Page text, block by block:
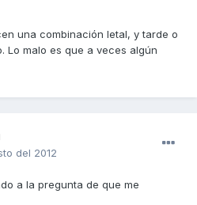
una combinación letal, y tarde o
Lo malo es que a veces algún
del 2012
a la pregunta de que me